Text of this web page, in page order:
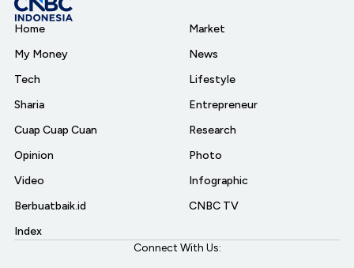
Home
My Money
Tech
Sharia
Cuap Cuap Cuan
Opinion
Video
Berbuatbaik.id
Index
Market
News
Lifestyle
Entrepreneur
Research
Photo
Infographic
CNBC TV
Connect With Us: